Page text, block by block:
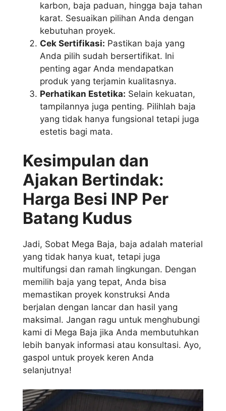
karbon, baja paduan, hingga baja tahan
karat. Sesuaikan pilihan Anda dengan
kebutuhan proyek.
Cek Sertifikasi: Pastikan baja yang
Anda pilih sudah bersertifikat. Ini
penting agar Anda mendapatkan
produk yang terjamin kualitasnya.
Perhatikan Estetika: Selain kekuatan,
tampilannya juga penting. Pilihlah baja
yang tidak hanya fungsional tetapi juga
estetis bagi mata.
Kesimpulan dan
Ajakan Bertindak:
Harga Besi INP Per
Batang Kudus
Jadi, Sobat Mega Baja, baja adalah material
yang tidak hanya kuat, tetapi juga
multifungsi dan ramah lingkungan. Dengan
memilih baja yang tepat, Anda bisa
memastikan proyek konstruksi Anda
berjalan dengan lancar dan hasil yang
maksimal. Jangan ragu untuk menghubungi
kami di Mega Baja jika Anda membutuhkan
lebih banyak informasi atau konsultasi. Ayo,
gaspol untuk proyek keren Anda
selanjutnya!